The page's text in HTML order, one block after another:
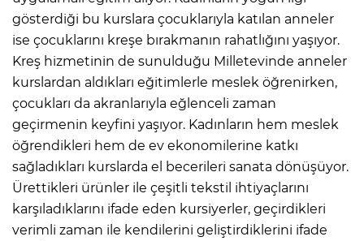
gösterdiği bu kurslara çocuklarıyla katılan anneler
ise çocuklarını kreşe bırakmanın rahatlığını yaşıyor.
Kreş hizmetinin de sunulduğu Milletevinde anneler
kurslardan aldıkları eğitimlerle meslek öğrenirken,
çocukları da akranlarıyla eğlenceli zaman
geçirmenin keyfini yaşıyor. Kadınların hem meslek
öğrendikleri hem de ev ekonomilerine katkı
sağladıkları kurslarda el becerileri sanata dönüşüyor.
Ürettikleri ürünler ile çeşitli tekstil ihtiyaçlarını
karşıladıklarını ifade eden kursiyerler, geçirdikleri
verimli zaman ile kendilerini geliştirdiklerini ifade